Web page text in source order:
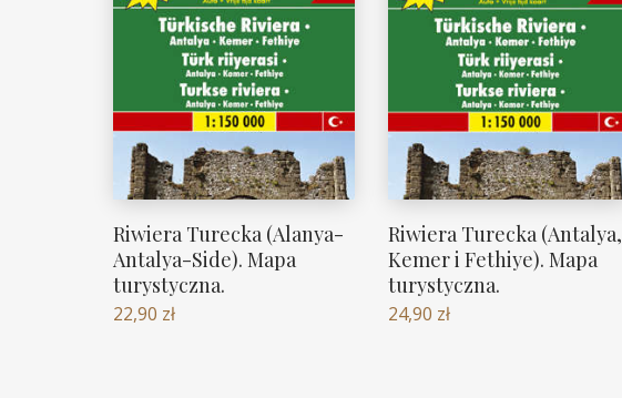
Riwiera Turecka (Alanya-
Antalya-Side). Mapa
turystyczna.
22,90 zł
Riwiera Turecka (Antalya,
Kemer i Fethiye). Mapa
turystyczna.
24,90 zł